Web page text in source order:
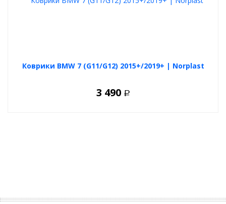
Коврики BMW 7 (G11/G12) 2015+/2019+ | Norplast
3 490 Р